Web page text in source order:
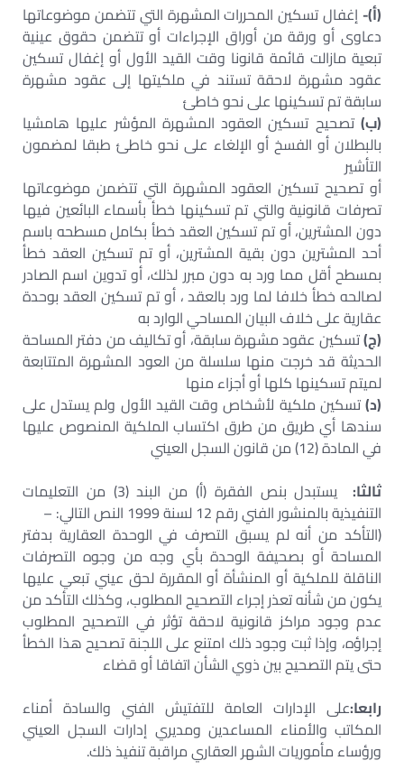
(أ)-إغفال تسكين المحررات المشهرة التي تتضمن موضوعاتها
دعاوى أو ورقة من أوراق الإجراءات أو تتضمن حقوق عينية
تبعية مازالت قائمة قانونا وقت القيد الأول أو إغفال تسكين
عقود مشهرة لاحقة تستند في ملكيتها إلى عقود مشهرة
سابقة تم تسكينها على نحو خاطئ
(ب) تصحيح تسكين العقود المشهرة المؤشر عليها هامشيا
بالبطلان أو الفسخ أو الإلغاء على نحو خاطئ طبقا لمضمون
التأشير
أو تصحيح تسكين العقود المشهرة التي تتضمن موضوعاتها
تصرفات قانونية والتي تم تسكينها خطأ بأسماء البائعين فيها
دون المشترين، أو تم تسكين العقد خطأ بكامل مسطحه باسم
أحد المشترين دون بقية المشترين، أو تم تسكين العقد خطأ
بمسطح أقل مما ورد به دون مبرر لذلك، أو تدوين اسم الصادر
لصالحه خطأ خلافا لما ورد بالعقد ، أو تم تسكين العقد بوحدة
عقارية على خلاف البيان المساحي الوارد به
(ج)تسكين عقود مشهرة سابقة، أو تكاليف من دفتر المساحة
الحديثة قد خرجت منها سلسلة من العود المشهرة المتتابعة
لميتم تسكينها كلها أو أجزاء منها
(د)تسكين ملكية لأشخاص وقت القيد الأول ولم يستدل على
سندها أي طريق من طرق اكتساب الملكية المنصوص عليها
في المادة (12) من قانون السجل العيني
ثالثا:
يستبدل بنص الفقرة (أ) من البند (3) من التعليمات
التنفيذية بالمنشور الفني رقم 12 لسنة 1999 النص التالي: –
(التأكد من أنه لم يسبق التصرف في الوحدة العقارية بدفتر
المساحة أو بصحيفة الوحدة بأي وجه من وجوه التصرفات
الناقلة للملكية أو المنشأة أو المقررة لحق عيني تبعي عليها
يكون من شأنه تعذر إجراء التصحيح المطلوب، وكذلك التأكد من
عدم وجود مراكز قانونية لاحقة تؤثر في التصحيح المطلوب
إجراؤه، وإذا ثبت وجود ذلك امتنع على اللجنة تصحيح هذا الخطأ
حتى يتم التصحيح بين ذوي الشأن اتفاقا أو قضاء
رابعا:على الإدارات العامة للتفتيش الفني والسادة أمناء
المكاتب والأمناء المساعدين ومديري إدارات السجل العيني
ورؤساء مأموريات الشهر العقاري مراقبة تنفيذ ذلك.